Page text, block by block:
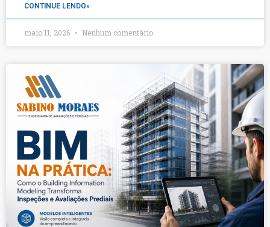
CONTINUE LENDO»
maio 11, 2026 Nenhum comentário